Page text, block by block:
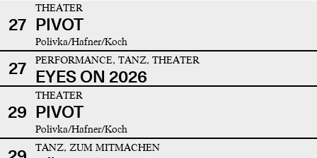
27
THEATER
PIVOT
Polivka/Hafner/Koch
27 PERFORMANCE, TANZ, THEATER
EYES ON 2026
29
THEATER
PIVOT
Polivka/Hafner/Koch
TANZ, ZUM MITMACHEN